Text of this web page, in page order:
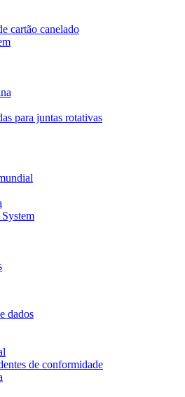
cartão canelado
para juntas rotativas
dados
de conformidade